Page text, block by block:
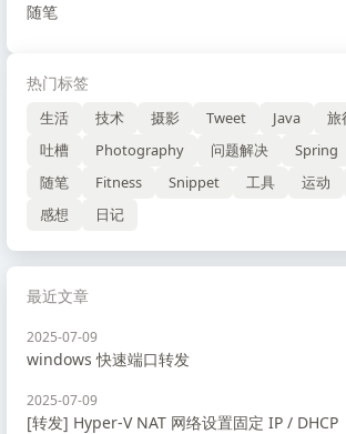
随笔
热门标签
生活 技术 摄影 Tweet Java 旅
吐槽
Photography 问题解决 Spring
随笔
Fitness Snippet 工具 运动
感想
日记
最近文章
2025-07-09
windows 快速端口转发
2025-07-09
[转发] Hyper-V NAT 网络设置固定 IP / DHCP